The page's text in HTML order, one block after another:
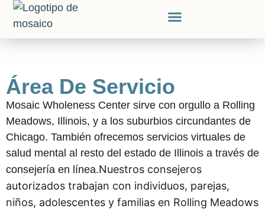
Área De Servicio
Mosaic Wholeness Center sirve con orgullo a Rolling
Meadows, Illinois, y a los suburbios circundantes de
Chicago. También ofrecemos servicios virtuales de
salud mental al resto del estado de Illinois a través de
consejería en línea.Nuestros consejeros
autorizados trabajan con individuos, parejas,
niños, adolescentes y familias en Rolling Meadows